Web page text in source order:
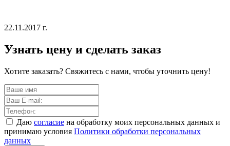
22.11.2017 г.
Узнать цену и сделать заказ
Хотите заказать? Свяжитесь с нами, чтобы уточнить цену!
Даю согласие на обработку моих персональных данных и
принимаю условия Политики обработки персональных
данных